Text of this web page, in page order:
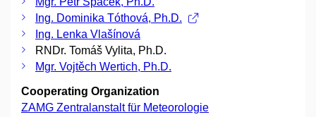
Ing. Dominika Tóthová, Ph.D.
Ing. Lenka Vlašínová
RNDr. Tomáš Vylita, Ph.D.
Mgr. Vojtěch Wertich, Ph.D.
Cooperating Organization
ZAMG Zentralanstalt für Meteorologie